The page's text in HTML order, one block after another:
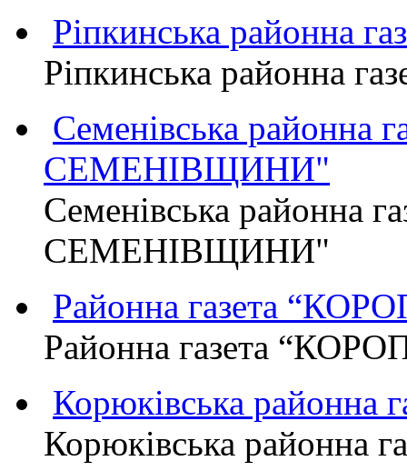
Ріпкинська районна
Ріпкинська районна
Семенівська районна
СЕМЕНІВЩИНИ"
Семенівська районна
СЕМЕНІВЩИНИ"
Районна газета
Районна газета
Корюківська районна
Корюківська районна